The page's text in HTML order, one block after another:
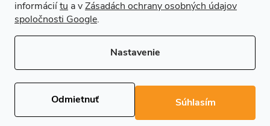
informáciítu a vZásadách ochrany osobných údajov
spoločnosti Google.
Nastavenie
Odmietnuť Súhlasím
Copyright 2026REGALS.sk. Všetky práva vyhradené.Upraviť nastavenie
cookies